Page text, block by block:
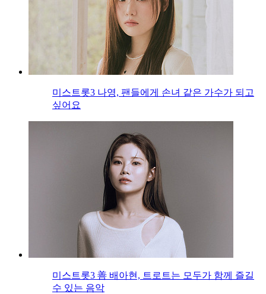
미스트롯3 나영, 팬들에게 손녀 같은 가수가 되고
싶어요
미스트롯3 善 배아현, 트로트는 모두가 함께 즐길
수 있는 음악